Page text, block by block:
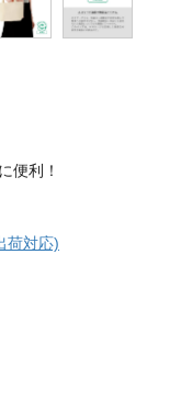
便利！
荷対応)